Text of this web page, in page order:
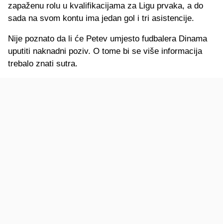
zapaženu rolu u kvalifikacijama za Ligu prvaka, a do
sada na svom kontu ima jedan gol i tri asistencije.
Nije poznato da li će Petev umjesto fudbalera Dinama
uputiti naknadni poziv. O tome bi se više informacija
trebalo znati sutra.